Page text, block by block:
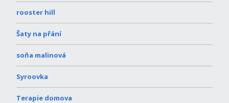
rooster hill
Šaty na přání
soňa malinová
Syroovka
Terapie domova